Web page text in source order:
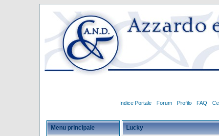
Indice Portale Forum Profilo FAQ
Menu principale Lucky